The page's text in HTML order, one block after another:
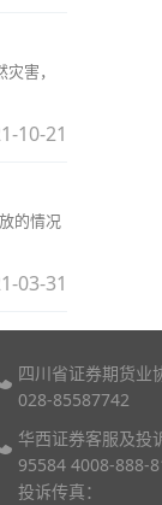
害，
10-21
的情况
03-31
四川省证券期货业
028-85587742
华西证券客服及投
95584 4008-888-
投诉传真：